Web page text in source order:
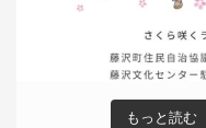
もっと読む